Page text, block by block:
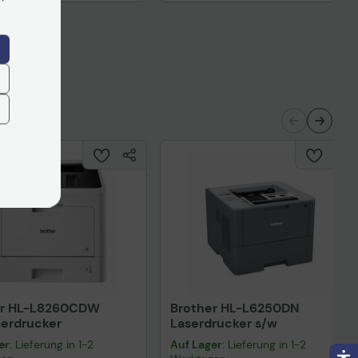
Informationen
Technisches Produktdatenblatt
Vorvertragliche Informationen
HL-L8260CDW
: Lieferung in 1-2
Brother HL-L6250DN
Laserdrucker s/w
Auf Lager: Lieferung in 1-2